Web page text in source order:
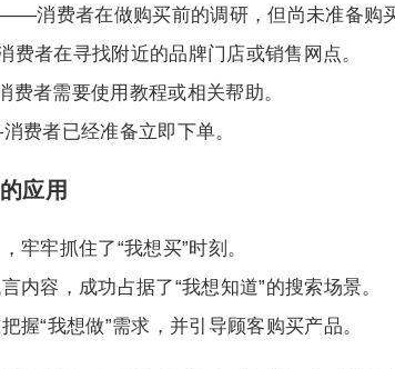
消费者在做购买前的调研，但尚未准备购
者在寻找附近的品牌门店或销售网点。
者需要使用教程或相关帮助。
费者已经准备立即下单。
应用
牢牢抓住了“我想买”时刻。
内容，成功占据了“我想知道”的搜索场景。
握“我想做”需求，并引导顾客购买产品。